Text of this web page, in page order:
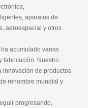
aparatos de
aeroespacial y otros
acumulado varias
fabricación. Nuestro
innovación de productos
renombre mundial y
progresando,